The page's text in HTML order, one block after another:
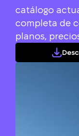
catálogo
completa de
planos,